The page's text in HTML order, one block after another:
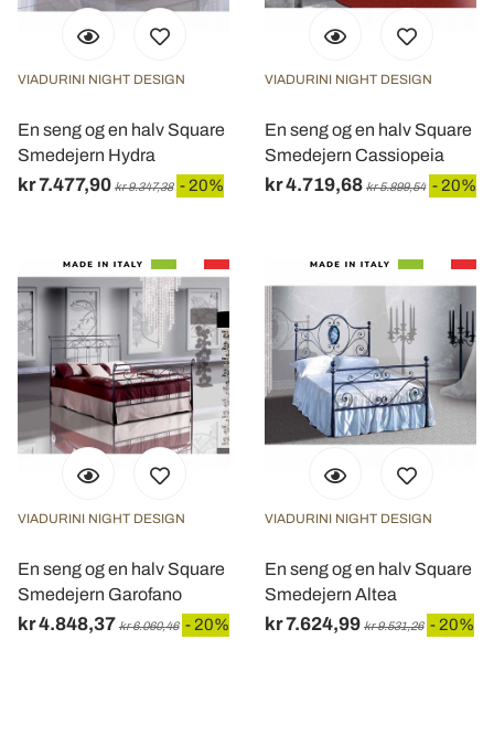
VIADURINI NIGHT DESIGN
En seng og en halv Square
Smedejern Hydra
kr 7.477,90 kr 9.347,38 - 20%
VIADURINI NIGHT DESIGN
En seng og en halv Square
Smedejern Cassiopeia
kr 4.719,68 kr 5.899,54 - 20%
VIADURINI NIGHT DESIGN
En seng og en halv Square
Smedejern Garofano
kr 4.848,37 kr 6.060,46 - 20%
VIADURINI NIGHT DESIGN
En seng og en halv Square
Smedejern Altea
kr 7.624,99 kr 9.531,26 - 20%